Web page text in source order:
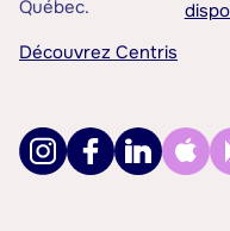
Québec.
Découvrez Centris